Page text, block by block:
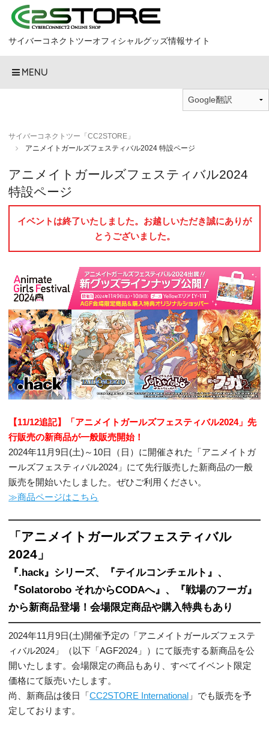
サイバーコネクトツーオフィシャルグッズ情報サイト
MENU
サイバーコネクトツー「CC2STORE」
アニメイトガールズフェスティバル2024 特設ページ
アニメイトガールズフェスティバル2024
特設ページ
イベントは終了いたしました。お越しいただき誠にありが
とうございました。
【11/12追記】「アニメイトガールズフェスティバル2024」先
行販売の新商品が一般販売開始！
2024年11月9日(土)～10日（日）に開催された「アニメイトガ
ールズフェスティバル2024」にて先行販売した新商品の一般
販売を開始いたしました。ぜひご利用ください。
≫商品ページはこちら
「アニメイトガールズフェスティバル
2024」
『.hack』シリーズ、『テイルコンチェルト』、
『Solatorobo それからCODAへ』、『戦場のフーガ』
から新商品登場！会場限定商品や購入特典もあり
2024年11月9日(土)開催予定の「アニメイトガールズフェステ
ィバル2024」（以下「AGF2024」）にて販売する新商品を公
開いたします。会場限定の商品もあり、すべてイベント限定
価格にて販売いたします。
尚、新商品は後日「CC2STORE International 」でも販売を予
定しております。